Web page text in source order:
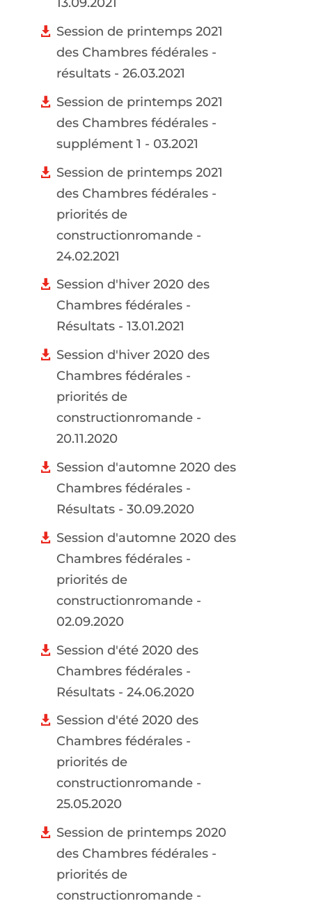
Session de printemps 2021
des Chambres fédérales -
résultats - 26.03.2021
Session de printemps 2021
des Chambres fédérales -
supplément 1 - 03.2021
Session de printemps 2021
des Chambres fédérales -
priorités de
constructionromande -
24.02.2021
Session d'hiver 2020 des
Chambres fédérales -
Résultats - 13.01.2021
Session d'hiver 2020 des
Chambres fédérales -
priorités de
constructionromande -
20.11.2020
Session d'automne 2020 des
Chambres fédérales -
Résultats - 30.09.2020
Session d'automne 2020 des
Chambres fédérales -
priorités de
constructionromande -
02.09.2020
Session d'été 2020 des
Chambres fédérales -
Résultats - 24.06.2020
Session d'été 2020 des
Chambres fédérales -
priorités de
constructionromande -
25.05.2020
Session de printemps 2020
des Chambres fédérales -
priorités de
constructionromande -